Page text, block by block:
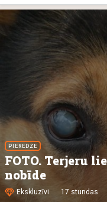
PIEREDZE
FOTO. Terjeru
nobīde
Ekskluzīvi 17 stundas